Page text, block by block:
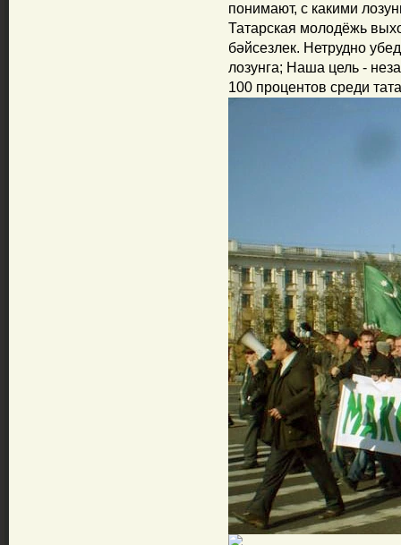
понимают, с какими
Татарская молодёжь
бәйсезлек. Нетрудно
лозунга; Наша цель -
100 процентов среди